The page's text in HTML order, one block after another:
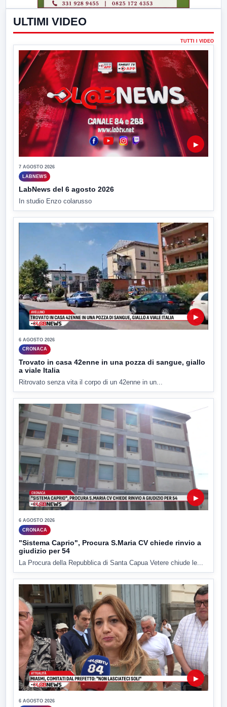
ULTIMI VIDEO
TUTTI I VIDEO
▶
7 AGOSTO 2026
LABNEWS
LabNews del 6 agosto 2026
In studio Enzo colarusso
▶
6 AGOSTO 2026
CRONACA
Trovato in casa 42enne in una pozza di sangue, giallo
a viale Italia
Ritrovato senza vita il corpo di un 42enne in un...
▶
6 AGOSTO 2026
CRONACA
"Sistema Caprio", Procura S.Maria CV chiede rinvio a
giudizio per 54
La Procura della Repubblica di Santa Capua Vetere chiude le...
▶
6 AGOSTO 2026